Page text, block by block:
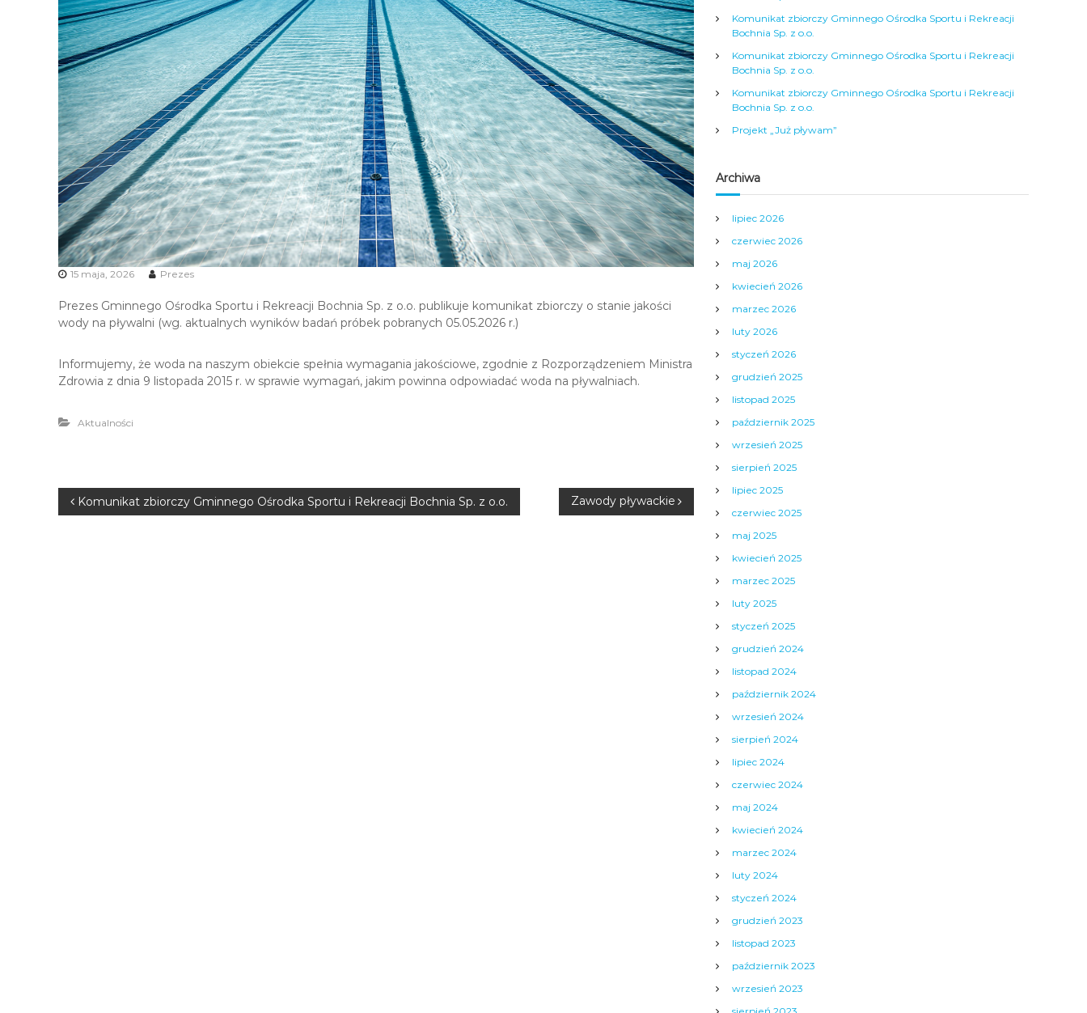
i
R
e
k
r
e
a
c
j
i
15 maja, 2026 Prezes
Prezes Gminnego Ośrodka Sportu i Rekreacji Bochnia Sp. z o.o. publikuje komunikat zbiorczy o stanie jakości
wody na pływalni (wg. aktualnych wyników badań próbek pobranych 05.05.2026 r.)
Informujemy, że woda na naszym obiekcie spełnia wymagania jakościowe, zgodnie z Rozporządzeniem Ministra
Zdrowia z dnia 9 listopada 2015 r. w sprawie wymagań, jakim powinna odpowiadać woda na pływalniach.
Aktualności
N Komunikat zbiorczy Gminnego Ośrodka Sportu i Rekreacji Bochnia Sp. z o.o. Zawody pływackie
Komunikat zbiorczy Gminnego Ośrodka Sportu i Rekreacji
Bochnia Sp. z o.o.
Komunikat zbiorczy Gminnego Ośrodka Sportu i Rekreacji
Bochnia Sp. z o.o.
Komunikat zbiorczy Gminnego Ośrodka Sportu i Rekreacji
Bochnia Sp. z o.o.
Projekt „Już pływam”
Archiwa
lipiec 2026
czerwiec 2026
maj 2026
kwiecień 2026
marzec 2026
luty 2026
styczeń 2026
grudzień 2025
listopad 2025
październik 2025
wrzesień 2025
sierpień 2025
lipiec 2025
czerwiec 2025
maj 2025
kwiecień 2025
marzec 2025
luty 2025
styczeń 2025
grudzień 2024
listopad 2024
październik 2024
wrzesień 2024
sierpień 2024
lipiec 2024
czerwiec 2024
maj 2024
kwiecień 2024
marzec 2024
luty 2024
styczeń 2024
grudzień 2023
listopad 2023
październik 2023
wrzesień 2023